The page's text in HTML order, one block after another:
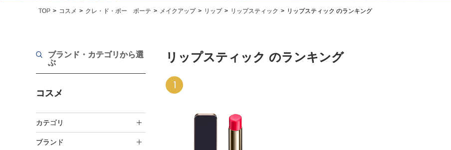
TOP コスメ クレ・ド・ポー ボーテ メイクアップ リップ リップスティック リップスティック のランキング
ブランド・カテゴリから選
ぶ
コスメ
カテゴリ
ブランド
リップスティック のランキング
1